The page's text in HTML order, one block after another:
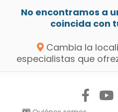
No encontramos a
coincida con
Cambia la
especialistas que